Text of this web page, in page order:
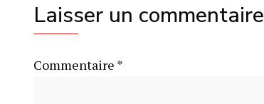
Laisser un commentaire
Commentaire *